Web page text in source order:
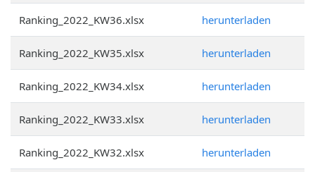
Ranking_2022_KW36.xlsx herunterladen
Ranking_2022_KW35.xlsx herunterladen
Ranking_2022_KW34.xlsx herunterladen
Ranking_2022_KW33.xlsx herunterladen
Ranking_2022_KW32.xlsx herunterladen